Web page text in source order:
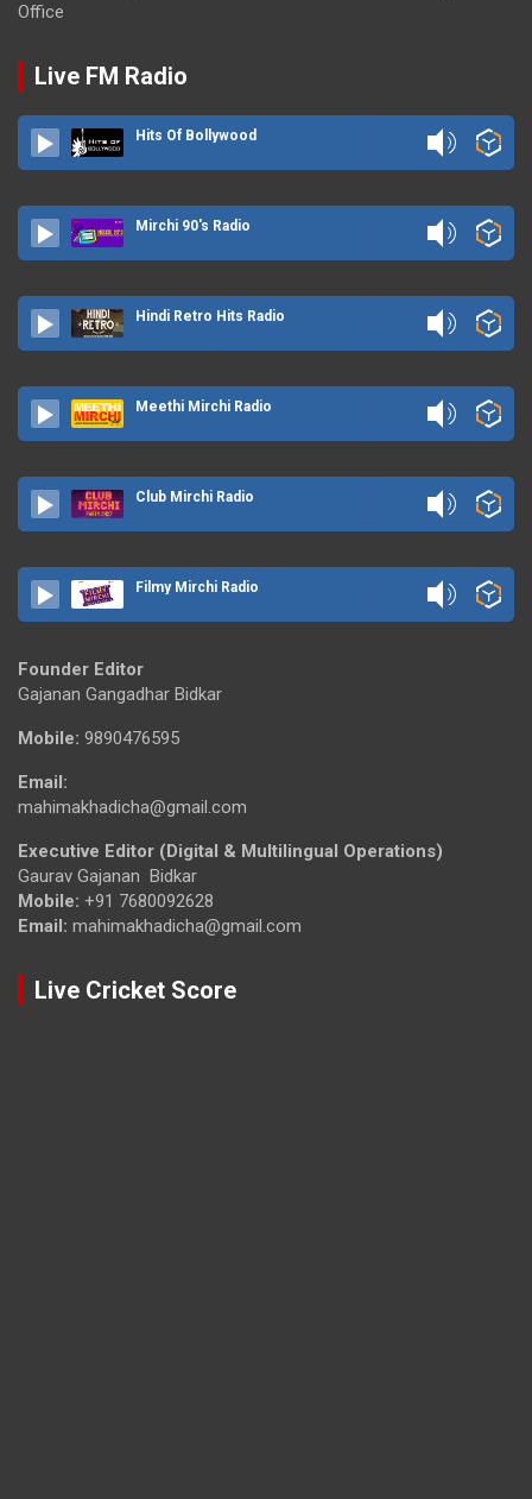
Office
Live FM Radio
Hits Of Bollywood
Mirchi 90's Radio
Hindi Retro Hits Radio
Meethi Mirchi Radio
Club Mirchi Radio
Filmy Mirchi Radio
Founder Editor
Gajanan Gangadhar Bidkar
Mobile: 9890476595
Email:
mahimakhadicha@gmail.com
Executive Editor (Digital & Multilingual Operations)
Gaurav Gajanan Bidkar
Mobile: +91 7680092628
Email: mahimakhadicha@gmail.com
Live Cricket Score